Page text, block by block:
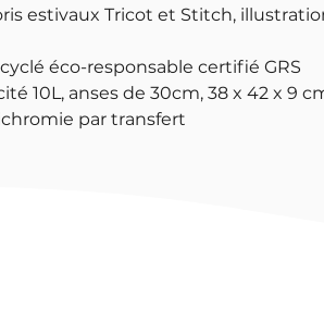
estivaux Tricot et Stitch,
éco-responsable certifié GRS
10L, anses de 30cm, 38 x 42 x 9
par transfert